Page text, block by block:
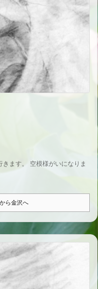
ます。 空模様がいになりま
ら金沢へ